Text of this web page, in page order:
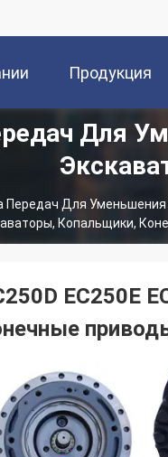
Продукция
Для
Передач Для
Копальщики,
EC250E